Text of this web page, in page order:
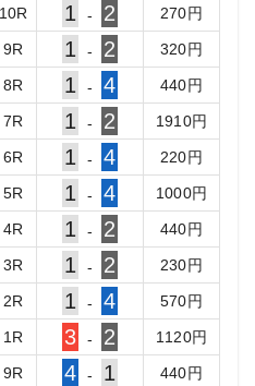
10R 1 - 2 270円
9R 1 - 2 320円
8R 1 - 4 440円
7R 1 - 2 1910円
6R 1 - 4 220円
5R 1 - 4 1000円
4R 1 - 2 440円
3R 1 - 2 230円
2R 1 - 4 570円
1 R 3 - 2 1120円
9R 4 - 1 440円